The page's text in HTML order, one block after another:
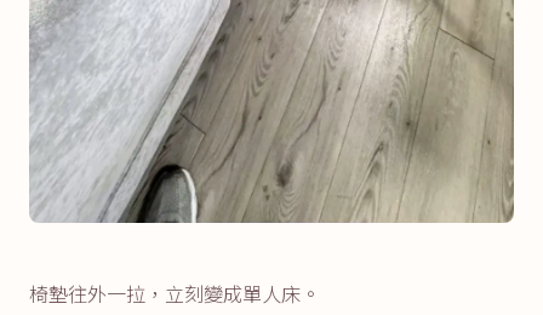
椅墊往外一拉，立刻變成單人床。